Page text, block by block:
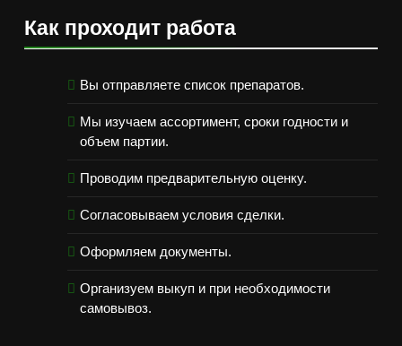
Как проходит работа
Вы отправляете список препаратов.
Мы изучаем ассортимент, сроки годности и
объем партии.
Проводим предварительную оценку.
Согласовываем условия сделки.
Оформляем документы.
Организуем выкуп и при необходимости
самовывоз.